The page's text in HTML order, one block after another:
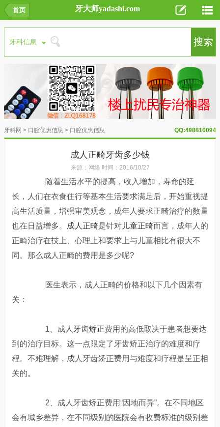
首页 牙大师yadashi.com
牙科网 > 口腔优惠信息 > 口腔优惠信息 QQ:498810094
成人正畸牙齿多少钱
来源：网络 时间：2016/10/27
随着生活水平的提高，收入增加，寿命的延
长，人们在衣食住行等基本生活要求满足后，开始重视提
高生活质量，增强审美观念，成年人要求正畸治疗的数量
也在日益增多。
成人正畸是针对 儿童正畸而言，成年人的
正畸治疗在技上、心理上和要求上与儿童相比有很大不
同。那么成人正畸的费用是多少呢?
医生表示，成人正畸的价格和以下几个因素有
关：
1、成人 牙齿矫正费用的高低取决于患者想要达
到的治疗目标。这一点限定了牙齿矫正治疗的难度和疗
程。不难理解，成人牙齿矫正费用与难度和疗程是呈正相
关的。
2、成人牙齿矫正费用“因地而异”。在不同地区
会有城乡差异，在不同级别的医院会有收费标准的级别差